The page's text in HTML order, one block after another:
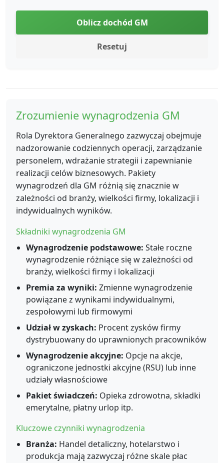
Oblicz dochód GM
Resetuj
Zrozumienie wynagrodzenia GM
Rola Dyrektora Generalnego zazwyczaj obejmuje
nadzorowanie codziennych operacji, zarządzanie
personelem, wdrażanie strategii i zapewnianie
realizacji celów biznesowych. Pakiety
wynagrodzeń dla GM różnią się znacznie w
zależności od branży, wielkości firmy, lokalizacji i
indywidualnych wyników.
Składniki wynagrodzenia GM
Wynagrodzenie podstawowe: Stałe roczne
wynagrodzenie różniące się w zależności od
branży, wielkości firmy i lokalizacji
Premia za wyniki: Zmienne wynagrodzenie
powiązane z wynikami indywidualnymi,
zespołowymi lub firmowymi
Udział w zyskach: Procent zysków firmy
dystrybuowany do uprawnionych pracowników
Wynagrodzenie akcyjne: Opcje na akcje,
ograniczone jednostki akcyjne (RSU) lub inne
udziały własnościowe
Pakiet świadczeń: Opieka zdrowotna, składki
emerytalne, płatny urlop itp.
Kluczowe czynniki wynagrodzenia
Branża: Handel detaliczny, hotelarstwo i
produkcja mają zazwyczaj różne skale płac